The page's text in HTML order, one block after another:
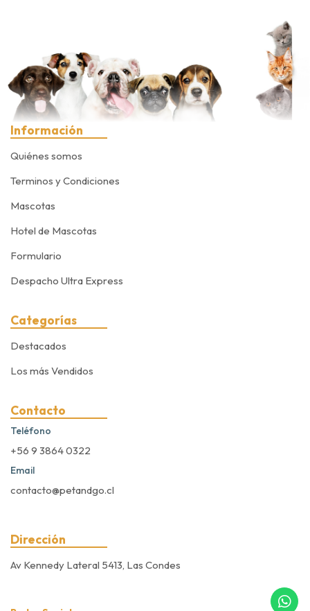
Información
Quiénes somos
Terminos y Condiciones
Mascotas
Hotel de Mascotas
Formulario
Despacho Ultra Express
Categorías
Destacados
Los más Vendidos
Contacto
Teléfono
+56 9 3864 0322
Email
contacto@petandgo.cl
Dirección
Av Kennedy Lateral 5413, Las Condes